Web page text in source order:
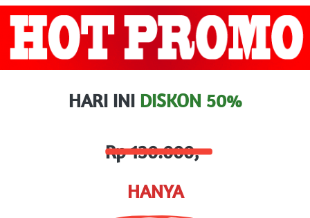
HARI INI DISKON 50%
Rp 130.000,-
HANYA